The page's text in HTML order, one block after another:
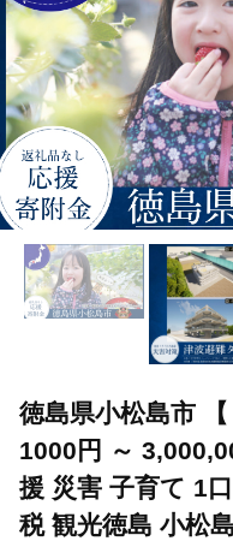
徳島県小松島市 【
1000円 ～
援 災害 子育て 1
税 観光徳島 小松